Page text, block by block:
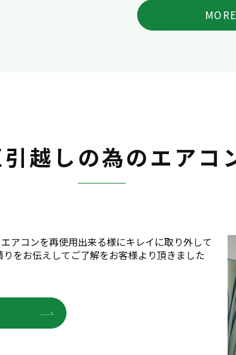
越しの為のエアコ
アコンを再使用出来る様にキレイに取り外して
をお伝えしてご了解をお客様より頂きました